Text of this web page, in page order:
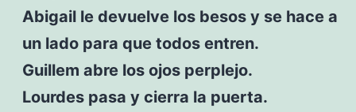
Abigail le devuelve los besos y se hace a
un lado para que todos entren.
Guillem abre los ojos perplejo.
Lourdes pasa y cierra la puerta.